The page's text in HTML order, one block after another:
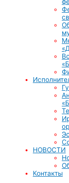
НОВОСТИ
Контакты